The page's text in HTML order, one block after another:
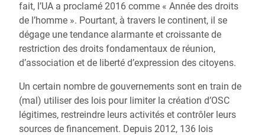
fait, l’UA a proclamé 2016 comme « Année des droits
de l’homme ». Pourtant, à travers le continent, il se
dégage une tendance alarmante et croissante de
restriction des droits fondamentaux de réunion,
d’association et de liberté d’expression des citoyens.
Un certain nombre de gouvernements sont en train de
(mal) utiliser des lois pour limiter la création d’OSC
légitimes, restreindre leurs activités et contrôler leurs
sources de financement. Depuis 2012, 136 lois